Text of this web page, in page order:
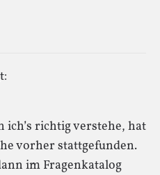
ich’s richtig verstehe, hat
vorher stattgefunden.
im Fragenkatalog